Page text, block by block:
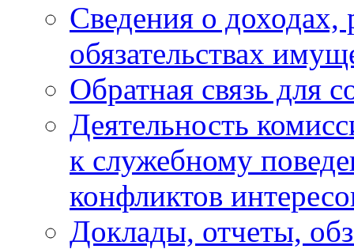
Сведения о доходах,
обязательствах
Обратная связь для
Деятельность
к служебному
конфликтов
Доклады, отчеты,